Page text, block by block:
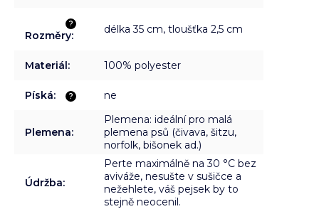
?
Rozměry: délka 35 cm, tloušťka 2,5 cm
Materiál: 100% polyester
?
Píská: ne
Plemena:
Plemena: ideální pro malá
plemena psů (čivava, šitzu,
norfolk, bišonek ad.)
Údržba:
Perte maximálně na 30 °C bez
aviváže, nesušte v sušičce a
nežehlete, váš pejsek by to
stejně neocenil.